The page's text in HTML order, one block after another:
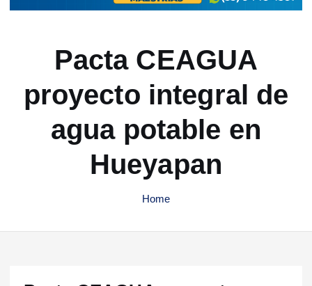
Pacta CEAGUA
proyecto integral de
agua potable en
Hueyapan
Home